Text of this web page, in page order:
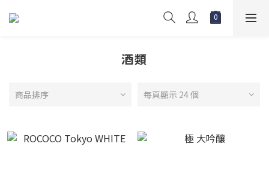
酒類
商品排序 每頁顯示 24 個